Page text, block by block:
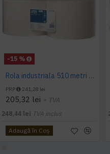
-15 %
Rola industriala 510 metri Tork x 2, pret pe bax 2 role
PRP 241,28 lei
205,32 lei + TVA
248,44 lei TVA inclus
Adaugă în Coş